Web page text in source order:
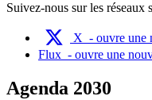
Suivez-nous sur les réseaux
X - ouvre une
Flux - ouvre une
Agenda 2030